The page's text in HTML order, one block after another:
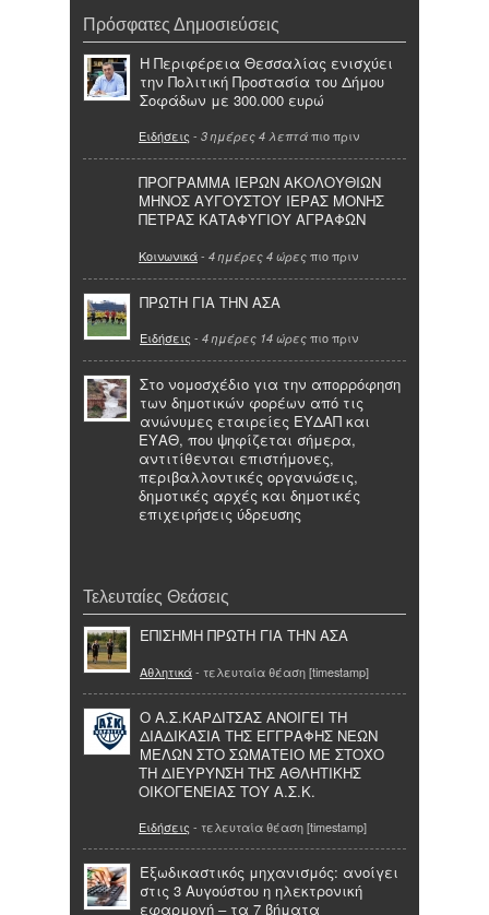
Πρόσφατες Δημοσιεύσεις
Η Περιφέρεια Θεσσαλίας ενισχύει
την Πολιτική Προστασία του Δήμου
Σοφάδων με 300.000 ευρώ
Ειδήσεις - 3 ημέρες 4 λεπτά πιο πριν
ΠΡΟΓΡΑΜΜΑ ΙΕΡΩΝ ΑΚΟΛΟΥΘΙΩΝ
ΜΗΝΟΣ ΑΥΓΟΥΣΤΟΥ ΙΕΡΑΣ ΜΟΝΗΣ
ΠΕΤΡΑΣ ΚΑΤΑΦΥΓΙΟΥ ΑΓΡΑΦΩΝ
Κοινωνικά- 4 ημέρες 4 ώρες πιο πριν
ΠΡΩΤΗ ΓΙΑ ΤΗΝ ΑΣΑ
Ειδήσεις - 4 ημέρες 14 ώρες πιο πριν
Στο νομοσχέδιο για την απορρόφηση
των δημοτικών φορέων από τις
ανώνυμες εταιρείες ΕΥΔΑΠ και
ΕΥΑΘ, που ψηφίζεται σήμερα,
αντιτίθενται επιστήμονες,
περιβαλλοντικές οργανώσεις,
δημοτικές αρχές και δημοτικές
επιχειρήσεις ύδρευσης
Τελευταίες Θεάσεις
ΕΠΙΣΗΜΗ ΠΡΩΤΗ ΓΙΑ ΤΗΝ ΑΣΑ
Αθλητικά- τελευταία θέαση [timestamp]
Ο Α.Σ.ΚΑΡΔΙΤΣΑΣ ΑΝΟΙΓΕΙ ΤΗ
ΔΙΑΔΙΚΑΣΙΑ ΤΗΣ ΕΓΓΡΑΦΗΣ ΝΕΩΝ
ΜΕΛΩΝ ΣΤΟ ΣΩΜΑΤΕΙΟ ΜΕ ΣΤΟΧΟ
ΤΗ ΔΙΕΥΡΥΝΣΗ ΤΗΣ ΑΘΛΗΤΙΚΗΣ
ΟΙΚΟΓΕΝΕΙΑΣ ΤΟΥ Α.Σ.Κ.
Ειδήσεις - τελευταία θέαση [timestamp]
Εξωδικαστικός μηχανισμός: ανοίγει
στις 3 Αυγούστου η ηλεκτρονική
εφαρμογή – τα 7 βήματα